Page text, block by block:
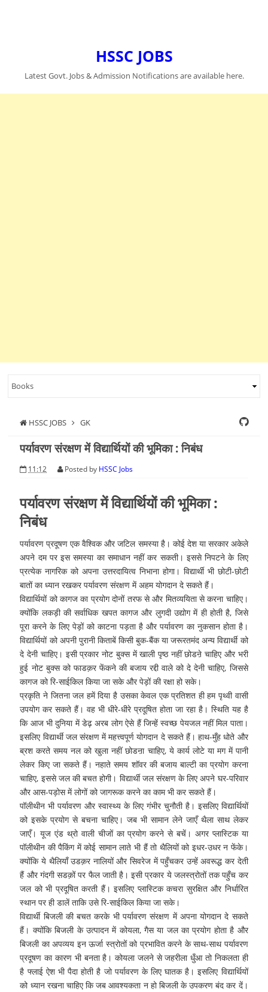
HSSC JOBS
Latest Govt. Jobs & Admission Notifications are available here.
HSSC JOBS GK
पर्यावरण संरक्षण में विद्यार्थियों की भूमिका : निबंध
11:12 Posted by HSSC Jobs
पर्यावरण संरक्षण में विद्यार्थियों की भूमिका :
निबंध
पर्यावरण प्रदूषण एक वैश्विक और जटिल समस्या है। कोई देश या सरकार अकेले
अपने दम पर इस समस्या का समाधान नहीं कर सकती। इससे निपटने के लिए
प्रत्येक नागरिक को अपना उत्तरदायित्व निभाना होगा। विद्यार्थी भी छोटी-छोटी
बातों का ध्यान रखकर पर्यावरण संरक्षण में अहम योगदान दे सकते हैं।
विद्यार्थियों को कागज का प्रयोग दोनों तरफ से और मितव्ययिता से करना चाहिए।
क्योंकि लकड़ी की सर्वाधिक खपत कागज और लुगदी उद्योग में ही होती है, जिसे
पूरा करने के लिए पेड़ों को काटना पड़ता है और पर्यावरण का नुकसान होता है।
विद्यार्थियों को अपनी पुरानी किताबें किसी बुक-बैंक या जरूरतमंद अन्य विद्यार्थी को
दे देनी चाहिए। इसी प्रकार नोट बुक्स में खाली पृष्ठ नहीं छोडऩे चाहिए और भरी
हुई नोट बुक्स को फाडक़र फेंकने की बजाय रद्दी वाले को दे देनी चाहिए, जिससे
कागज को रि-साईकिल किया जा सके और पेड़ों की रक्षा हो सके।
प्रकृति ने जितना जल हमें दिया है उसका केवल एक प्रतिशत ही हम पृथ्वी वासी
उपयोग कर सकते हैं। वह भी धीरे-धीरे प्रदूषित होता जा रहा है। स्थिति यह है
कि आज भी दुनिया में डेढ़ अरब लोग ऐसे हैं जिन्हें स्वच्छ पेयजल नहीं मिल पाता।
इसलिए विद्यार्थी जल संरक्षण में महत्त्वपूर्ण योगदान दे सकते हैं। हाथ-मुँह धोते और
ब्रश करते समय नल को खुला नहीं छोडऩा चाहिए, ये कार्य लोटे या मग में पानी
लेकर किए जा सकते हैं। नहाते समय शॉवर की बजाय बाल्टी का प्रयोग करना
चाहिए, इससे जल की बचत होगी। विद्यार्थी जल संरक्षण के लिए अपने घर-परिवार
और आस-पड़ोस में लोगों को जागरूक करने का काम भी कर सकते हैं।
पॉलीथीन भी पर्यावरण और स्वास्थ्य के लिए गंभीर चुनौती है। इसलिए विद्यार्थियों
को इसके प्रयोग से बचना चाहिए। जब भी सामान लेने जाएँ थैला साथ लेकर
जाएँ। यूज एंड थ्रो वाली चीजों का प्रयोग करने से बचें। अगर प्लास्टिक या
पॉलीथीन की पैकिंग में कोई सामान लाते भी हैं तो थैलियों को इधर-उधर न फेंके।
क्योंकि ये थैलियाँ उडक़र नालियों और सिवरेज में पहुँचकर उन्हें अवरूद्ध कर देती
हैं और गंदगी सडक़ों पर फैल जाती है। इसी प्रकार ये जलस्त्रोतों तक पहुँच कर
जल को भी प्रदूषित करती हैं। इसलिए प्लास्टिक कचरा सुरक्षित और निर्धारित
स्थान पर ही डालें ताकि उसे रि-साईकिल किया जा सके।
विद्यार्थी बिजली की बचत करके भी पर्यावरण संरक्षण में अपना योगदान दे सकते
हैं। क्योंकि बिजली के उत्पादन में कोयला, गैस या जल का प्रयोग होता है और
बिजली का अपव्यय इन ऊर्जा स्त्रोतों को प्रभावित करने के साथ-साथ पर्यावरण
प्रदूषण का कारण भी बनता है। कोयला जलने से जहरीला धुँआ तो निकलता ही
है फ्लाई ऐश भी पैदा होती है जो पर्यावरण के लिए घातक है। इसलिए विद्यार्थियों
को ध्यान रखना चाहिए कि जब आवश्यकता न हो बिजली के उपकरण बंद कर दें।